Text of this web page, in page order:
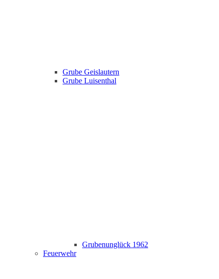
Grube Geislautern
Grube Luisenthal
Grubenunglück 1962
Feuerwehr